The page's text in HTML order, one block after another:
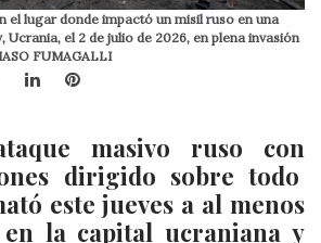
el lugar donde impactó un misil ruso en una
Ucrania, el 2 de julio de 2026, en plena invasión
FUMAGALLI
LinkedInPinterest
masivo ruso con
dirigido sobre todo
este jueves a al menos
en la capital ucraniana y